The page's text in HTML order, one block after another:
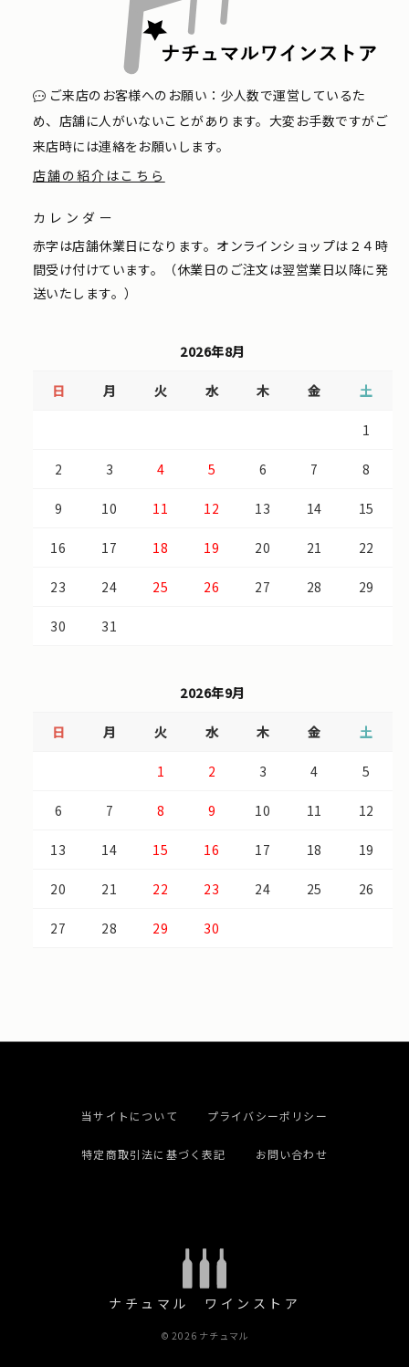
ご来店のお客様へのお願い：少人数で運営しているた
め、店舗に人がいないことがあります。大変お手数ですがご
来店時には連絡をお願いします。
店舗の紹介はこちら
カレンダー
赤字は店舗休業日になります。オンラインショップは２４時
間受け付けています。（休業日のご注文は翌営業日以降に発
送いたします。）
2026年8月
日 月 火 水 木 金 土
1
2 3 4 5 6 7 8
9 10 11 12 13 14 15
16 17 18 19 20 21 22
23 24 25 26 27 28 29
30 31
2026年9月
日 月 火 水 木 金 土
1 2 3 4 5
6 7 8 9 10 11 12
13 14 15 16 17 18 19
20 21 22 23 24 25 26
27 28 29 30
当サイトについて プライバシーポリシー
特定商取引法に基づく表記 お問い合わせ
ナチュマル ワインストア
© 2026 ナチュマル